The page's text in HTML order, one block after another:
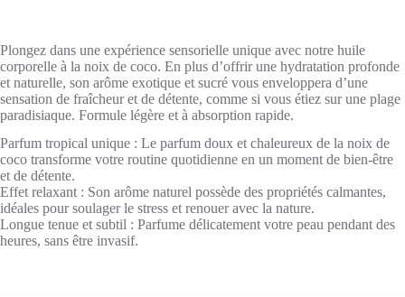
Plongez dans une expérience sensorielle unique avec notre huile
corporelle à la noix de coco. En plus d’offrir une hydratation profonde
et naturelle, son arôme exotique et sucré vous enveloppera d’une
sensation de fraîcheur et de détente, comme si vous étiez sur une plage
paradisiaque. Formule légère et à absorption rapide.
Parfum tropical unique : Le parfum doux et chaleureux de la noix de
coco transforme votre routine quotidienne en un moment de bien-être
et de détente.
Effet relaxant : Son arôme naturel possède des propriétés calmantes,
idéales pour soulager le stress et renouer avec la nature.
Longue tenue et subtil : Parfume délicatement votre peau pendant des
heures, sans être invasif.